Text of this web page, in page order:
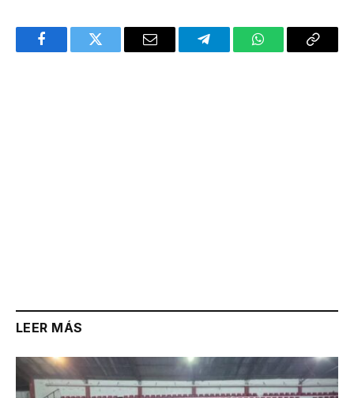
FacebookTwitter Email TelegramWhatsAppCopy
LEER MÁS